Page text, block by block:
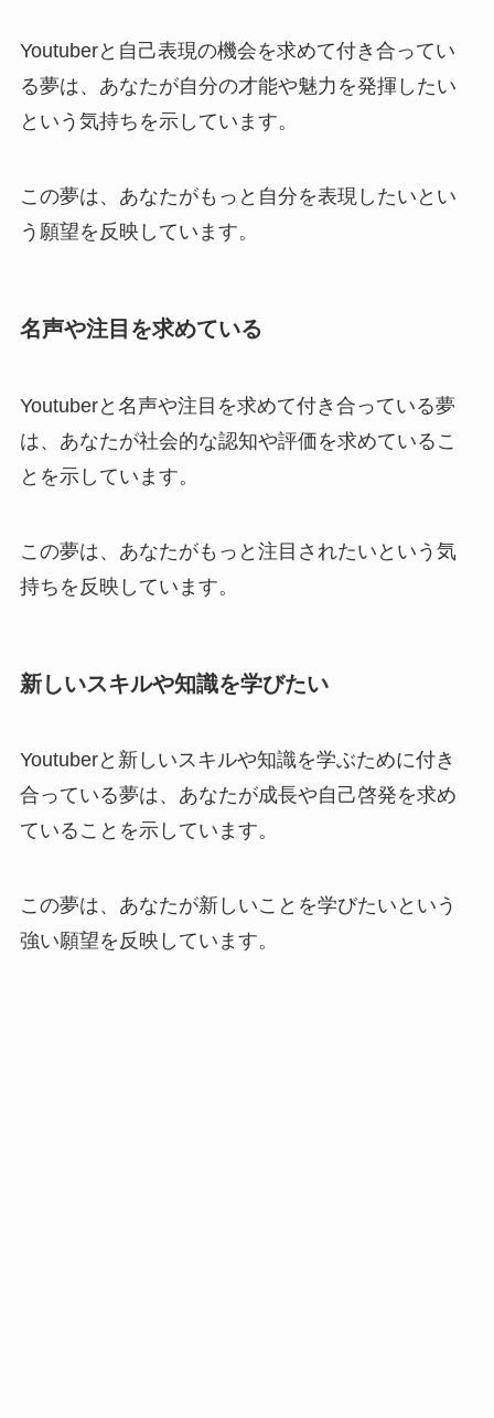
Youtuberと自己表現の機会を求めて付き合ってい
る夢は、あなたが自分の才能や魅力を発揮したい
という気持ちを示しています。
この夢は、あなたがもっと自分を表現したいとい
う願望を反映しています。
名声や注目を求めている
Youtuberと名声や注目を求めて付き合っている夢
は、あなたが社会的な認知や評価を求めているこ
とを示しています。
この夢は、あなたがもっと注目されたいという気
持ちを反映しています。
新しいスキルや知識を学びたい
Youtuberと新しいスキルや知識を学ぶために付き
合っている夢は、あなたが成長や自己啓発を求め
ていることを示しています。
この夢は、あなたが新しいことを学びたいという
強い願望を反映しています。